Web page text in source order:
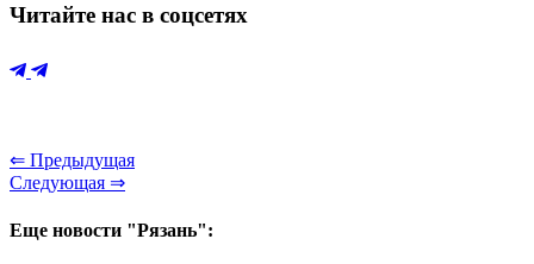
Читайте нас в соцсетях
⇐ Предыдущая
Следующая ⇒
Еще новости "Рязань":